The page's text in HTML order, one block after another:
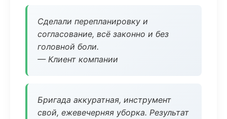
Сделали перепланировку и
согласование, всё законно и без
головной боли.
— Клиент компании
Бригада аккуратная, инструмент
свой, ежевечерняя уборка. Результат